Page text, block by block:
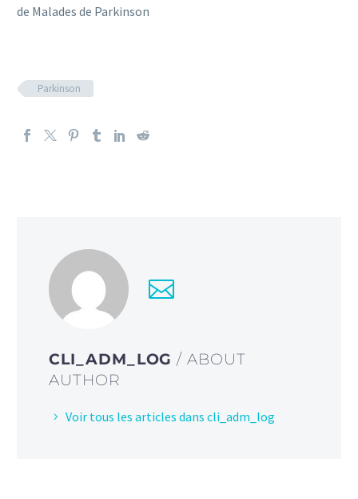
de Malades de Parkinson
Parkinson
CLI_ADM_LOG/ ABOUT
AUTHOR
Voir tous les articles dans cli_adm_log